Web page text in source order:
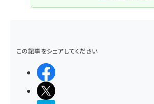
この記事をシェアしてください